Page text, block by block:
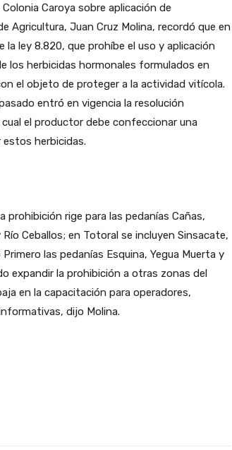
Caroya sobre aplicación de
Agricultura, Juan Cruz Molina, recordó que en
la ley 8.820, que prohíbe el uso y aplicación
los herbicidas hormonales formulados en
el objeto de proteger a la actividad vitícola.
entró en vigencia la resolución
el productor debe confeccionar una
estos herbicidas.
prohibición rige para las pedanías Cañas,
Ceballos; en Totoral se incluyen Sinsacate,
las pedanías Esquina, Yegua Muerta y
expandir la prohibición a otras zonas del
en la capacitación para operadores,
dijo Molina.